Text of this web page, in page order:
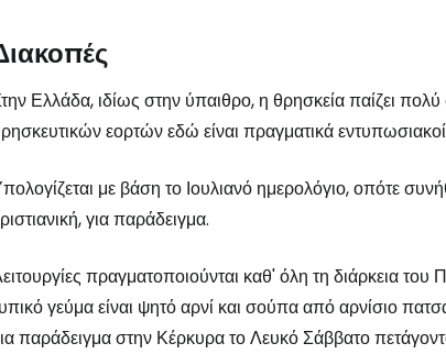
Ελλάδα, ιδίως στην ύπαιθρο, η θρησκεία παίζει
εορτών εδώ είναι πραγματικά
με βάση το Ιουλιανό ημερολόγιο, οπότε
για παράδειγμα.
πραγματοποιούνται καθ' όλη τη διάρκεια
γεύμα είναι ψητό αρνί και σούπα από αρνίσιο
παράδειγμα στην Κέρκυρα το Λευκό Σάββατο